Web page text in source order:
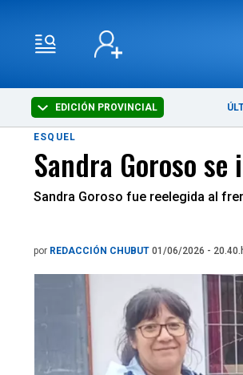
EDICIÓN PROVINCIAL
ESQUEL
Sandra Goroso
Sandra Goroso fue reelegida al
por REDACCIÓN CHUBUT 01/06/2026 -